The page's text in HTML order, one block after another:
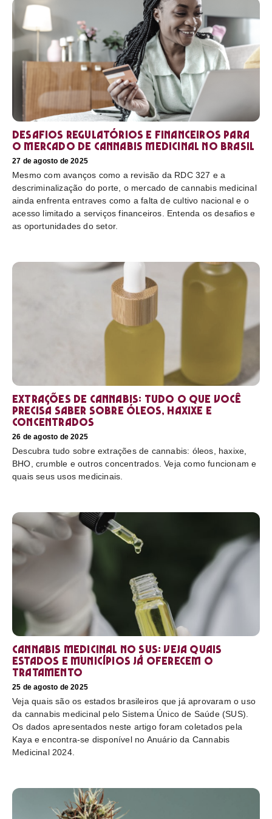
Desafios regulatórios e financeiros para
o mercado de cannabis medicinal no Brasil
27 de agosto de 2025
Mesmo com avanços como a revisão da RDC 327 e a
descriminalização do porte, o mercado de cannabis medicinal
ainda enfrenta entraves como a falta de cultivo nacional e o
acesso limitado a serviços financeiros. Entenda os desafios e
as oportunidades do setor.
Extrações de cannabis: tudo o que você
precisa saber sobre óleos, haxixe e
concentrados
26 de agosto de 2025
Descubra tudo sobre extrações de cannabis: óleos, haxixe,
BHO, crumble e outros concentrados. Veja como funcionam e
quais seus usos medicinais.
Cannabis medicinal no SUS: veja quais
estados e municípios já oferecem o
tratamento
25 de agosto de 2025
Veja quais são os estados brasileiros que já aprovaram o uso
da cannabis medicinal pelo Sistema Único de Saúde (SUS).
Os dados apresentados neste artigo foram coletados pela
Kaya e encontra-se disponível no Anuário da Cannabis
Medicinal 2024.